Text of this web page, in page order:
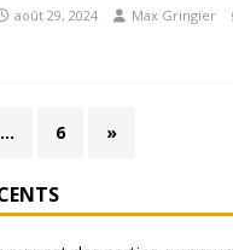
août 29, 2024 Max Gringier
… 6 »